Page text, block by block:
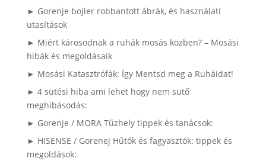
► Gorenje bojler robbantott ábrák, és használati
utasítások
► Miért károsodnak a ruhák mosás közben? – Mosási
hibák és megoldásaik
► Mosási Katasztrófák: Így Mentsd meg a Ruháidat!
► 4 sütési hiba ami lehet hogy nem sütő
meghibásodás:
► Gorenje / MORA Tűzhely tippek és tanácsok:
► HISENSE / Gorenej Hűtők és fagyasztók: tippek és
megoldások: